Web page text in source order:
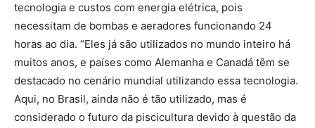
tecnologia e custos com energia elétrica, pois
necessitam de bombas e aeradores funcionando 24
horas ao dia. “Eles já são utilizados no mundo inteiro há
muitos anos, e países como Alemanha e Canadá têm se
destacado no cenário mundial utilizando essa tecnologia.
Aqui, no Brasil, ainda não é tão utilizado, mas é
considerado o futuro da piscicultura devido à questão da